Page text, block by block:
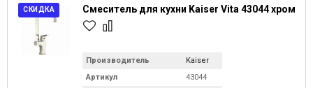
СКИДКА Смеситель для кухни Kaiser Vita 43044 хром
Производитель
Kaiser
Артикул
43044